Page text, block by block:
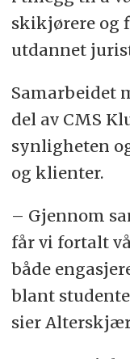
skikjørere og
utdannet
Samarbeidet
del av CMS
synligheten
og klienter.
– Gjennom
får vi fortalt
både
blant
sier